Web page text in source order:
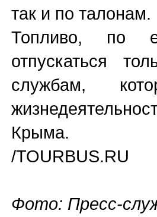
так и по талонам.
Топливо, по
отпускаться
службам,
Крыма.
/TOURBUS.RU
Фото: Пресс-